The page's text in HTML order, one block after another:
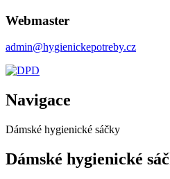
Webmaster
admin@hygienickepotreby.cz
Navigace
Dámské hygienické sáčky
Dámské hygienické